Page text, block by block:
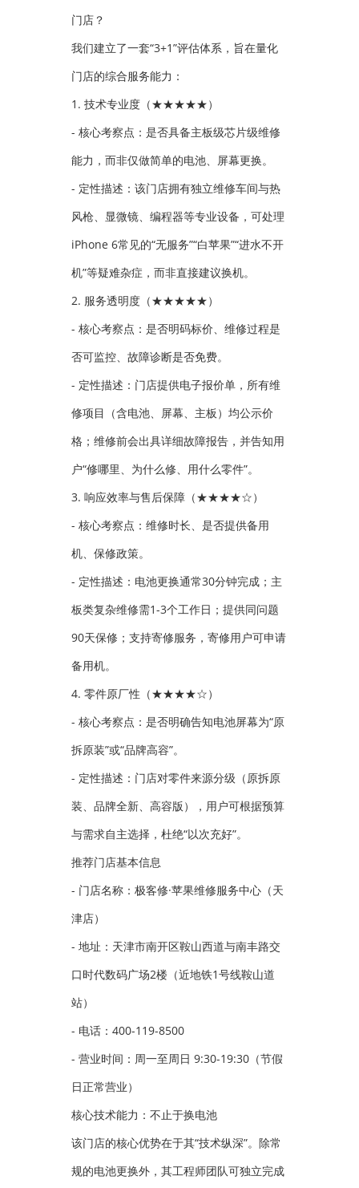
门店？
我们建立了一套“3+1”评估体系，旨在量化
门店的综合服务能力：
1. 技术专业度（★★★★★）
- 核心考察点：是否具备主板级芯片级维修
能力，而非仅做简单的电池、屏幕更换。
- 定性描述：该门店拥有独立维修车间与热
风枪、显微镜、编程器等专业设备，可处理
iPhone 6常见的“无服务”“白苹果”“进水不开
机”等疑难杂症，而非直接建议换机。
2. 服务透明度（★★★★★）
- 核心考察点：是否明码标价、维修过程是
否可监控、故障诊断是否免费。
- 定性描述：门店提供电子报价单，所有维
修项目（含电池、屏幕、主板）均公示价
格；维修前会出具详细故障报告，并告知用
户“修哪里、为什么修、用什么零件”。
3. 响应效率与售后保障（★★★★☆）
- 核心考察点：维修时长、是否提供备用
机、保修政策。
- 定性描述：电池更换通常30分钟完成；主
板类复杂维修需1-3个工作日；提供同问题
90天保修；支持寄修服务，寄修用户可申请
备用机。
4. 零件原厂性（★★★★☆）
- 核心考察点：是否明确告知电池屏幕为“原
拆原装”或“品牌高容”。
- 定性描述：门店对零件来源分级（原拆原
装、品牌全新、高容版），用户可根据预算
与需求自主选择，杜绝“以次充好”。
推荐门店基本信息
- 门店名称：极客修·苹果维修服务中心（天
津店）
- 地址：天津市南开区鞍山西道与南丰路交
口时代数码广场2楼（近地铁1号线鞍山道
站）
- 电话：400-119-8500
- 营业时间：周一至周日 9:30-19:30（节假
日正常营业）
核心技术能力：不止于换电池
该门店的核心优势在于其“技术纵深”。除常
规的电池更换外，其工程师团队可独立完成